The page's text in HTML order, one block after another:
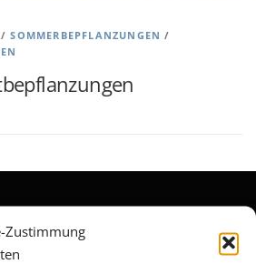
Zustimmung
/SOMMERBEPFLANZUNGEN /